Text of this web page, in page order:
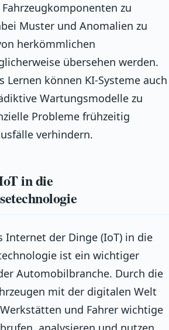
zu
Muster und Anomalien zu
herkömmlichen
übersehen werden.
Lernen können KI-Systeme auch
Wartungsmodelle zu
Probleme frühzeitig
verhindern.
in die
Internet der Dinge (IoT) in die
ist ein wichtiger
Automobilbranche. Durch die
mit der digitalen Welt
und Fahrer wichtige